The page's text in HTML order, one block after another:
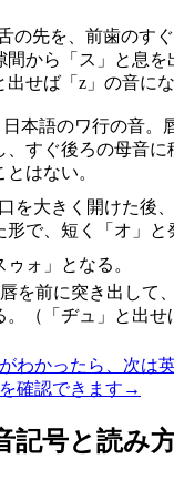
舌の先を、前歯のす
間から「ス」と息を
出せば「z」の音にな
日本語のワ行の音。
、すぐ後ろの母音
はない。
口を大きく開けた後
形で、短く「オ」と
ォ」となる。
唇を前に突き出して
。（「ヂュ」と出せ
わかったら、次は
確認できます →
記号と読み